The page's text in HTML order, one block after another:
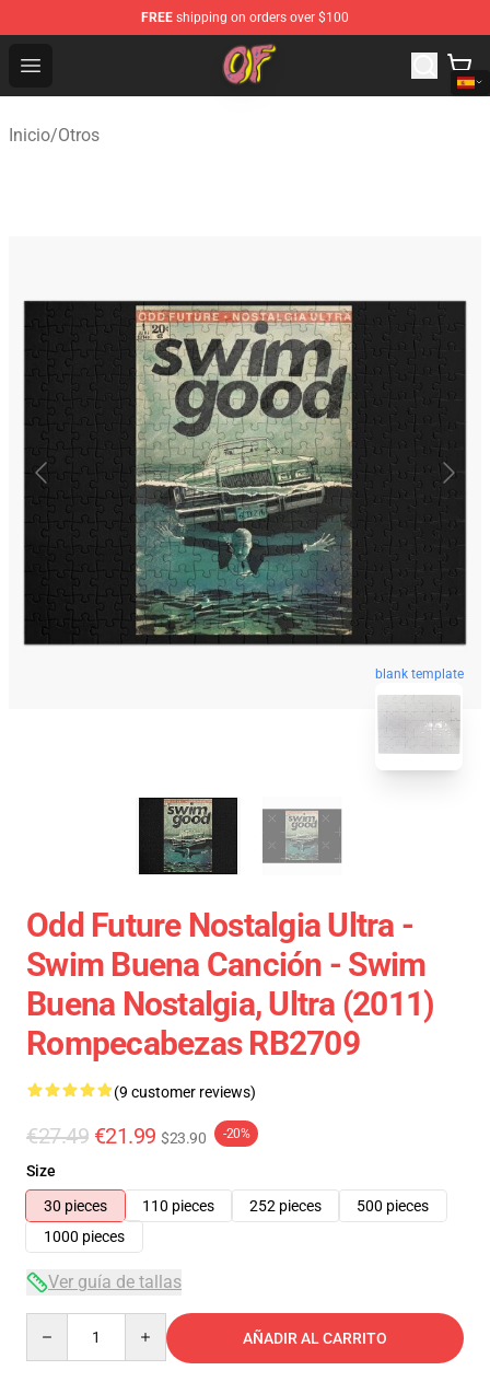
FREE shipping on orders over $100
Open menu
Odd Future Shop - Official Odd Future Merchandise Store
Inicio/Otros
blank template
Odd Future Nostalgia Ultra -
Swim Buena Canción - Swim
Buena Nostalgia, Ultra (2011)
Rompecabezas RB2709
(9 customer reviews)
€27.49 €21.99 $23.90 -20%
Size
30 pieces
110 pieces 252 pieces
500 pieces
1000 pieces
Ver guía de tallas
AÑADIR AL CARRITO